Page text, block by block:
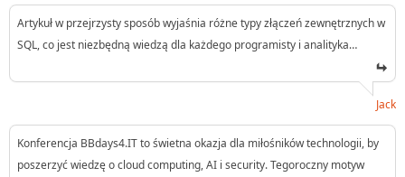
Artykuł w przejrzysty sposób wyjaśnia różne typy złączeń zewnętrznych w
SQL, co jest niezbędną wiedzą dla każdego programisty i analityka…
Jack
Konferencja BBdays4.IT to świetna okazja dla miłośników technologii, by
poszerzyć wiedzę o cloud computing, AI i security. Tegoroczny motyw